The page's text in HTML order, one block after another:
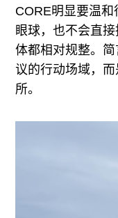
CORE明显要温和
眼球，也不会直
体都相对规整。简
议的行动场域，
所。